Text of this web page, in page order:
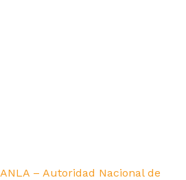
ANLA – Autoridad Nacional de